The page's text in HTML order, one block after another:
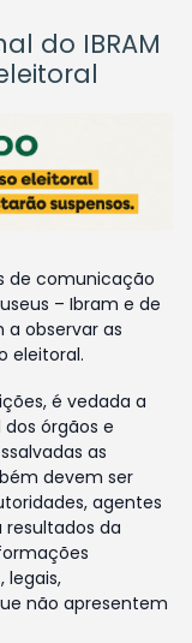
do IBRAM
de comunicação
– Ibram e de
a observar as
eleitoral.
é vedada a
órgãos e
as
devem ser
agentes
resultados da
legais,
não apresentem